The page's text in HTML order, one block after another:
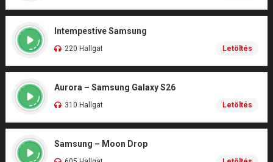
Intempestive Samsung
220 Hallgat Letöltés
Aurora – Samsung Galaxy S26
310 Hallgat Letöltés
Samsung – Moon Drop